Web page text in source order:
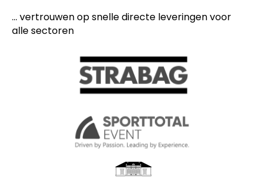
... vertrouwen op snelle directe leveringen voor
alle sectoren